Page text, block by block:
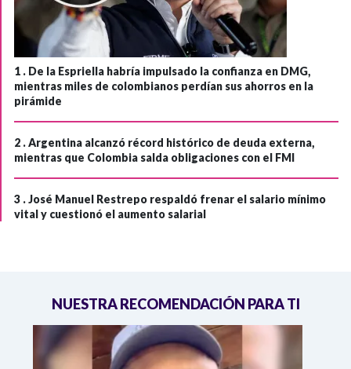
1 . De la Espriella habría impulsado la confianza en DMG,
mientras miles de colombianos perdían sus ahorros en la
pirámide
2 .Argentina alcanzó récord histórico de deuda externa,
mientras que Colombia salda obligaciones con el FMI
3 .José Manuel Restrepo respaldó frenar el salario mínimo
vital y cuestionó el aumento salarial
NUESTRA RECOMENDACIÓN PARA TI